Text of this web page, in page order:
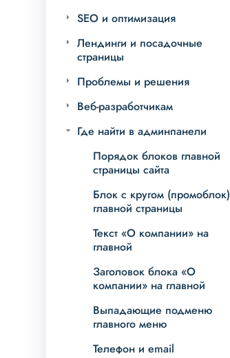
SEO и оптимизация
Лендинги и посадочные
страницы
Проблемы и решения
Веб-разработчикам
Где найти в админпанели
Порядок блоков главной
страницы сайта
Блок с кругом (промоблок)
главной страницы
Текст «О компании» на
главной
Заголовок блока «О
компании» на главной
Выпадающие подменю
главного меню
Телефон и email